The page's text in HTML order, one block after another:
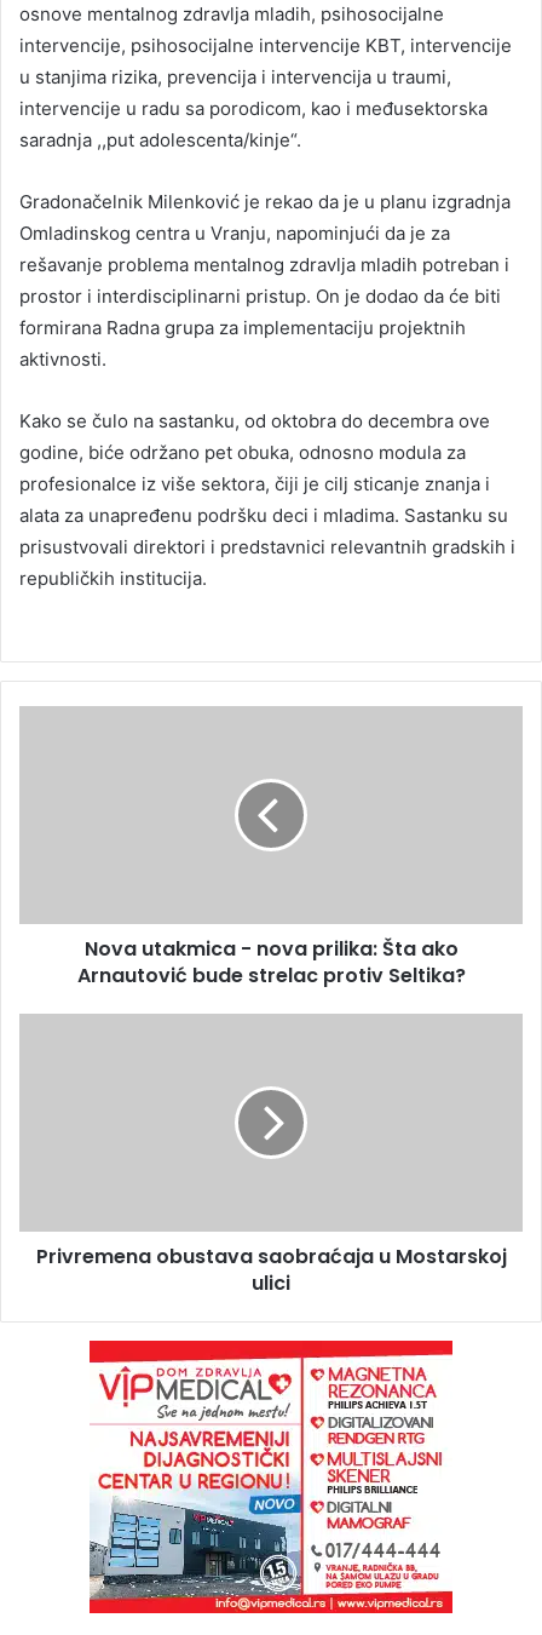
osnove mentalnog zdravlja mladih, psihosocijalne
intervencije, psihosocijalne intervencije KBT, intervencije
u stanjima rizika, prevencija i intervencija u traumi,
intervencije u radu sa porodicom, kao i međusektorska
saradnja ,,put adolescenta/kinje“.
Gradonačelnik Milenković je rekao da je u planu izgradnja
Omladinskog centra u Vranju, napominjući da je za
rešavanje problema mentalnog zdravlja mladih potreban i
prostor i interdisciplinarni pristup. On je dodao da će biti
formirana Radna grupa za implementaciju projektnih
aktivnosti.
Kako se čulo na sastanku, od oktobra do decembra ove
godine, biće održano pet obuka, odnosno modula za
profesionalce iz više sektora, čiji je cilj sticanje znanja i
alata za unapređenu podršku deci i mladima. Sastanku su
prisustvovali direktori i predstavnici relevantnih gradskih i
republičkih institucija.
Nova utakmica - nova prilika: Šta ako
Arnautović bude strelac protiv Seltika?
Privremena obustava saobraćaja u Mostarskoj
ulici